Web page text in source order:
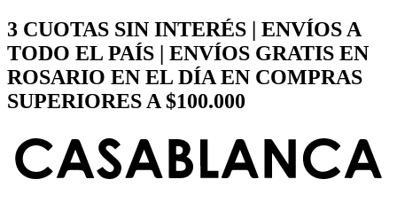
Ir
al
contenido
3 CUOTAS SIN INTERÉS | ENVÍOS A
TODO EL PAÍS | ENVÍOS GRATIS EN
ROSARIO EN EL DÍA EN COMPRAS
SUPERIORES A $100.000